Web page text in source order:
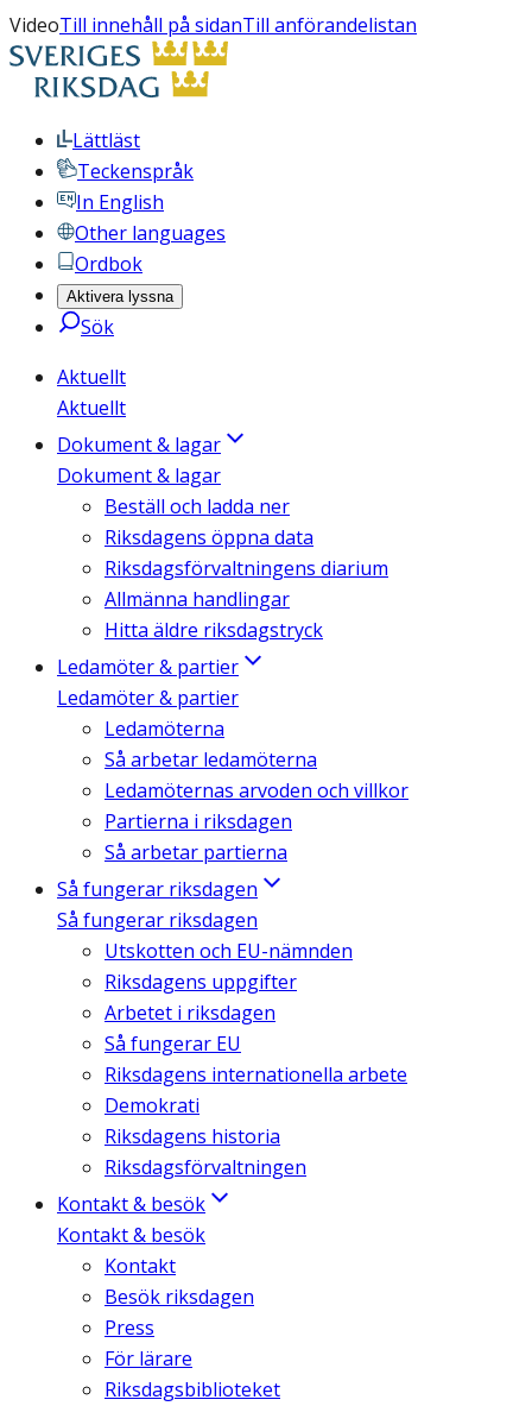
VideoTill innehåll på sidanTill anförandelistan
Lättläst
Teckenspråk
In English
Other languages
Ordbok
Aktivera lyssna
Sök
Aktuellt
Aktuellt
Dokument & lagar
Dokument & lagar
Beställ och ladda ner
Riksdagens öppna data
Riksdagsförvaltningens diarium
Allmänna handlingar
Hitta äldre riksdagstryck
Ledamöter & partier
Ledamöter & partier
Ledamöterna
Så arbetar ledamöterna
Ledamöternas arvoden och villkor
Partierna i riksdagen
Så arbetar partierna
Så fungerar riksdagen
Så fungerar riksdagen
Utskotten och EU-nämnden
Riksdagens uppgifter
Arbetet i riksdagen
Så fungerar EU
Riksdagens internationella arbete
Demokrati
Riksdagens historia
Riksdagsförvaltningen
Kontakt & besök
Kontakt & besök
Kontakt
Besök riksdagen
Press
För lärare
Riksdagsbiblioteket